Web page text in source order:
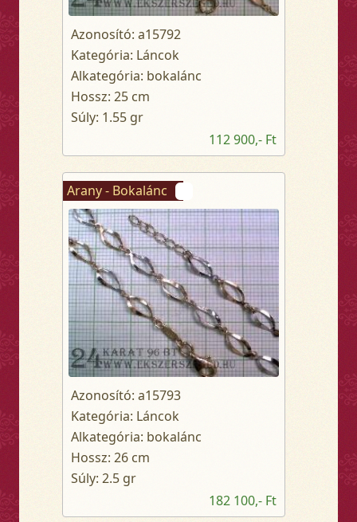
Azonosító: a15792
Kategória: Láncok
Alkategória: bokalánc
Hossz: 25 cm
Súly: 1.55 gr
112 900,- Ft
Arany - Bokalánc
Azonosító: a15793
Kategória: Láncok
Alkategória: bokalánc
Hossz: 26 cm
Súly: 2.5 gr
182 100,- Ft